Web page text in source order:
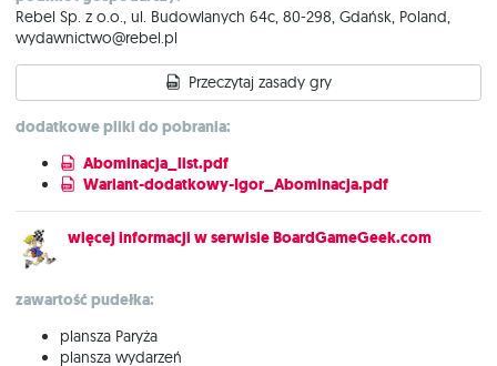
Rebel Sp. z o.o., ul. Budowlanych 64c, 80-298, Gdańsk, Poland,
wydawnictwo@rebel.pl
Przeczytaj zasady gry
dodatkowe pliki do pobrania:
Abominacja_list.pdf
Wariant-dodatkowy-Igor_Abominacja.pdf
więcej informacji w serwisie BoardGameGeek.com
zawartość pudełka:
plansza Paryża
plansza wydarzeń